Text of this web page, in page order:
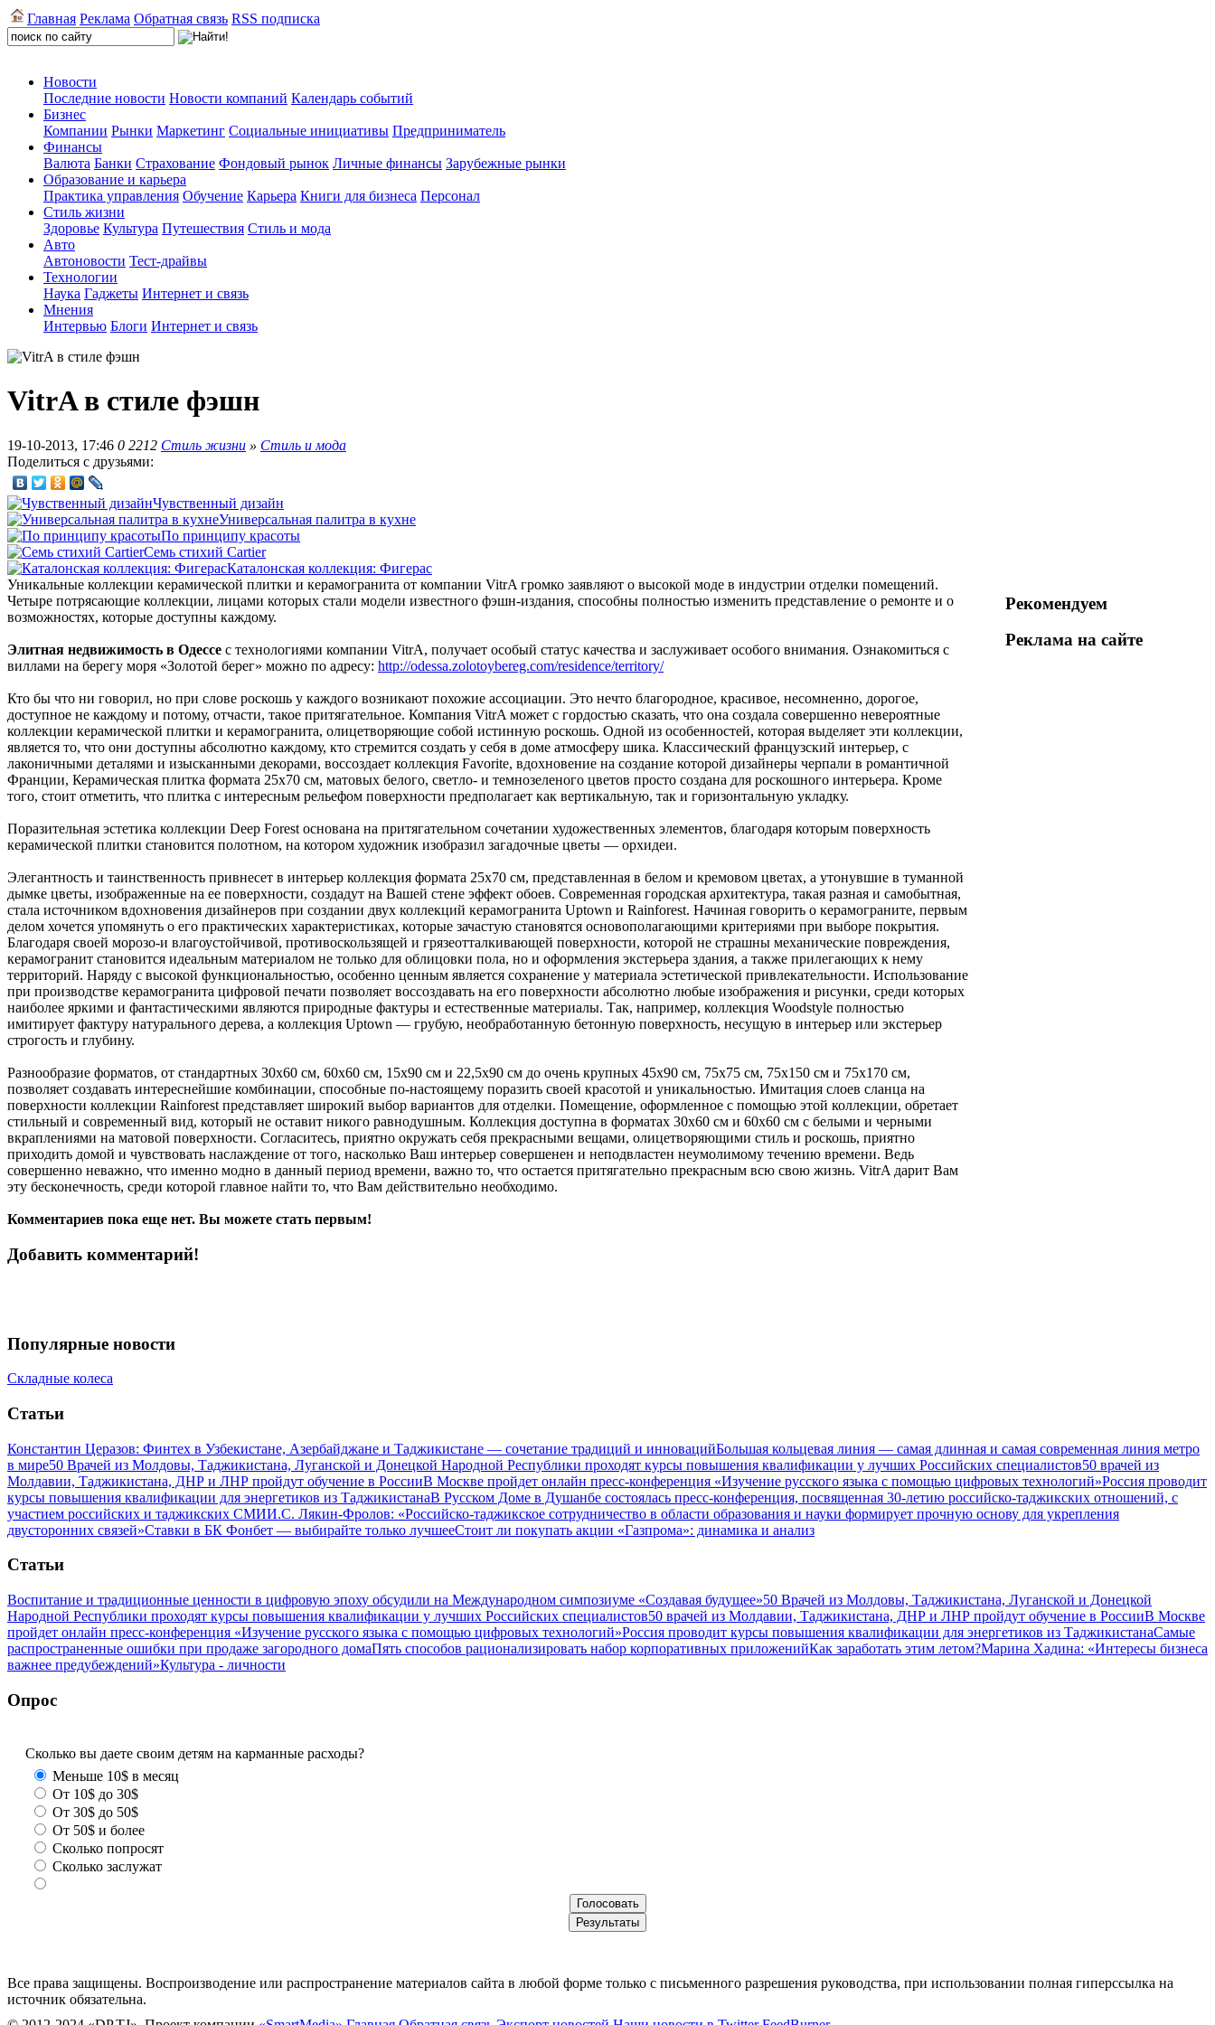
Главная Реклама Обратная связь RSS подписка
Новости
Последние новости Новости компаний Календарь событий
Бизнес
Компании Рынки Маркетинг Социальные инициативы Предприниматель
Финансы
Валюта Банки Страхование Фондовый рынок Личные финансы Зарубежные рынки
Образование и карьера
Практика управления Обучение Карьера Книги для бизнеса Персонал
Стиль жизни
Здоровье Культура Путешествия Стиль и мода
Авто
Автоновости Тест-драйвы
Технологии
Наука Гаджеты Интернет и связь
Мнения
Интервью Блоги Интернет и связь
VitrA в стиле фэшн
19-10-2013, 17:46 0 2212 Стиль жизни » Стиль и мода
Поделиться с друзьями:
Чувственный дизайн
Универсальная палитра в кухне
По принципу красоты
Семь стихий Cartier
Каталонская коллекция: Фигерас
Уникальные коллекции керамической плитки и керамогранита от компании VitrA громко заявляют о высокой моде в индустрии отделки помещений.
Четыре потрясающие коллекции, лицами которых стали модели известного фэшн-издания, способны полностью изменить представление о ремонте и о
возможностях, которые доступны каждому.
Элитная недвижимость в Одессе с технологиями компании VitrA, получает особый статус качества и заслуживает особого внимания. Ознакомиться с
виллами на берегу моря «Золотой берег» можно по адресу: http://odessa.zolotoybereg.com/residence/territory/
Кто бы что ни говорил, но при слове роскошь у каждого возникают похожие ассоциации. Это нечто благородное, красивое, несомненно, дорогое,
доступное не каждому и потому, отчасти, такое притягательное. Компания VitrA может с гордостью сказать, что она создала совершенно невероятные
коллекции керамической плитки и керамогранита, олицетворяющие собой истинную роскошь. Одной из особенностей, которая выделяет эти коллекции,
является то, что они доступны абсолютно каждому, кто стремится создать у себя в доме атмосферу шика. Классический французский интерьер, с
лаконичными деталями и изысканными декорами, воссоздает коллекция Favorite, вдохновение на создание которой дизайнеры черпали в романтичной
Франции, Керамическая плитка формата 25x70 см, матовых белого, светло- и темнозеленого цветов просто создана для роскошного интерьера. Кроме
того, стоит отметить, что плитка с интересным рельефом поверхности предполагает как вертикальную, так и горизонтальную укладку.
Поразительная эстетика коллекции Deep Forest основана на притягательном сочетании художественных элементов, благодаря которым поверхность
керамической плитки становится полотном, на котором художник изобразил загадочные цветы — орхидеи.
Элегантность и таинственность привнесет в интерьер коллекция формата 25x70 см, представленная в белом и кремовом цветах, а утонувшие в туманной
дымке цветы, изображенные на ее поверхности, создадут на Вашей стене эффект обоев. Современная городская архитектура, такая разная и самобытная,
стала источником вдохновения дизайнеров при создании двух коллекций керамогранита Uptown и Rainforest. Начиная говорить о керамограните, первым
делом хочется упомянуть о его практических характеристиках, которые зачастую становятся основополагающими критериями при выборе покрытия.
Благодаря своей морозо-и влагоустойчивой, противоскользящей и грязеотталкивающей поверхности, которой не страшны механические повреждения,
керамогранит становится идеальным материалом не только для облицовки пола, но и оформления экстерьера здания, а также прилегающих к нему
территорий. Наряду с высокой функциональностью, особенно ценным является сохранение у материала эстетической привлекательности. Использование
при производстве керамогранита цифровой печати позволяет воссоздавать на его поверхности абсолютно любые изображения и рисунки, среди которых
наиболее яркими и фантастическими являются природные фактуры и естественные материалы. Так, например, коллекция Woodstyle полностью
имитирует фактуру натурального дерева, а коллекция Uptown — грубую, необработанную бетонную поверхность, несущую в интерьер или экстерьер
строгость и глубину.
Разнообразие форматов, от стандартных 30x60 см, 60x60 см, 15x90 см и 22,5x90 см до очень крупных 45x90 см, 75x75 см, 75x150 см и 75x170 см,
позволяет создавать интереснейшие комбинации, способные по-настоящему поразить своей красотой и уникальностью. Имитация слоев сланца на
поверхности коллекции Rainforest представляет широкий выбор вариантов для отделки. Помещение, оформленное с помощью этой коллекции, обретает
стильный и современный вид, который не оставит никого равнодушным. Коллекция доступна в форматах 30x60 см и 60x60 см с белыми и черными
вкраплениями на матовой поверхности. Согласитесь, приятно окружать себя прекрасными вещами, олицетворяющими стиль и роскошь, приятно
приходить домой и чувствовать наслаждение от того, насколько Ваш интерьер совершенен и неподвластен неумолимому течению времени. Ведь
совершенно неважно, что именно модно в данный период времени, важно то, что остается притягательно прекрасным всю свою жизнь. VitrA дарит Вам
эту бесконечность, среди которой главное найти то, что Вам действительно необходимо.
Комментариев пока еще нет. Вы можете стать первым!
Добавить комментарий!
Рекомендуем
Реклама на сайте
Популярные новости
Складные колеса
Статьи
Константин Церазов: Финтех в Узбекистане, Азербайджане и Таджикистане — сочетание традиций и инновацийБольшая кольцевая линия — самая длинная и самая современная линия метро
в мире50 Врачей из Молдовы, Таджикистана, Луганской и Донецкой Народной Республики проходят курсы повышения квалификации у лучших Российских специалистов50 врачей из
Молдавии, Таджикистана, ДНР и ЛНР пройдут обучение в РоссииВ Москве пройдет онлайн пресс-конференция «Изучение русского языка с помощью цифровых технологий»Россия проводит
курсы повышения квалификации для энергетиков из ТаджикистанаВ Русском Доме в Душанбе состоялась пресс-конференция, посвященная 30-летию российско-таджикских отношений, с
участием российских и таджикских СМИИ.С. Лякин-Фролов: «Российско-таджикское сотрудничество в области образования и науки формирует прочную основу для укрепления
двусторонних связей»Ставки в БК Фонбет — выбирайте только лучшееСтоит ли покупать акции «Газпрома»: динамика и анализ
Статьи
Воспитание и традиционные ценности в цифровую эпоху обсудили на Международном симпозиуме «Создавая будущее»50 Врачей из Молдовы, Таджикистана, Луганской и Донецкой
Народной Республики проходят курсы повышения квалификации у лучших Российских специалистов50 врачей из Молдавии, Таджикистана, ДНР и ЛНР пройдут обучение в РоссииВ Москве
пройдет онлайн пресс-конференция «Изучение русского языка с помощью цифровых технологий»Россия проводит курсы повышения квалификации для энергетиков из ТаджикистанаСамые
распространенные ошибки при продаже загородного домаПять способов рационализировать набор корпоративных приложенийКак заработать этим летом?Марина Хадина: «Интересы бизнеса
важнее предубеждений»Культура - личности
Опрос
Сколько вы даете своим детям на карманные расходы?
Меньше 10$ в месяц
От 10$ до 30$
От 30$ до 50$
От 50$ и более
Сколько попросят
Сколько заслужат
Все права защищены. Воспроизводение или распространение материалов сайта в любой форме только с письменного разрешения руководства, при использовании полная гиперссылка на
источник обязательна.